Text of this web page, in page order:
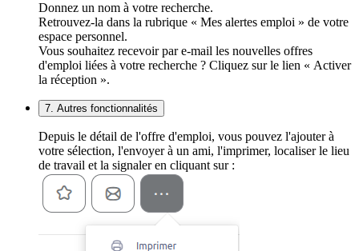
Donnez un nom à votre recherche.
Retrouvez-la dans la rubrique « Mes alertes emploi » de votre
espace personnel.
Vous souhaitez recevoir par e-mail les nouvelles offres
d'emploi liées à votre recherche ? Cliquez sur le lien « Activer
la réception ».
7. Autres fonctionnalités
Depuis le détail de l'offre d'emploi, vous pouvez l'ajouter à
votre sélection, l'envoyer à un ami, l'imprimer, localiser le lieu
de travail et la signaler en cliquant sur :